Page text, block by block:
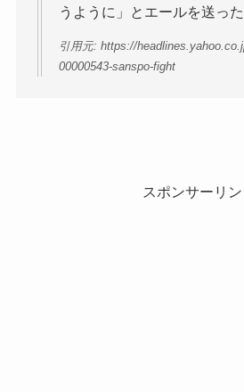
うように」とエールを送った
引用元: https://
00000543-sanspo-fight
スポンサーリン